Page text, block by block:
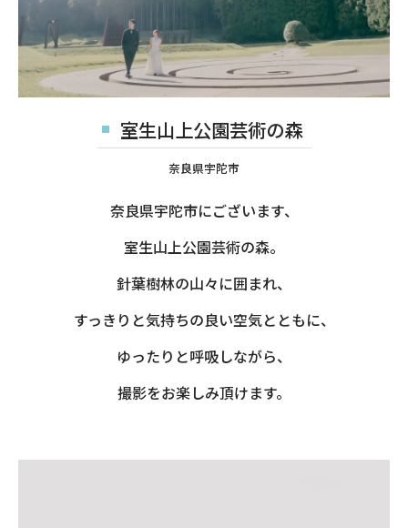
室生山上公園芸術の森
奈良県宇陀市
奈良県宇陀市にございます、
室生山上公園芸術の森。
針葉樹林の山々に囲まれ、
すっきりと気持ちの良い空気とともに、
ゆったりと呼吸しながら、
撮影をお楽しみ頂けます。